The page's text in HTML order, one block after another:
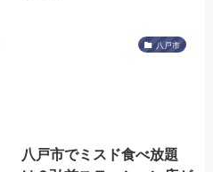
八戸市
八戸市でミスド食べ放題